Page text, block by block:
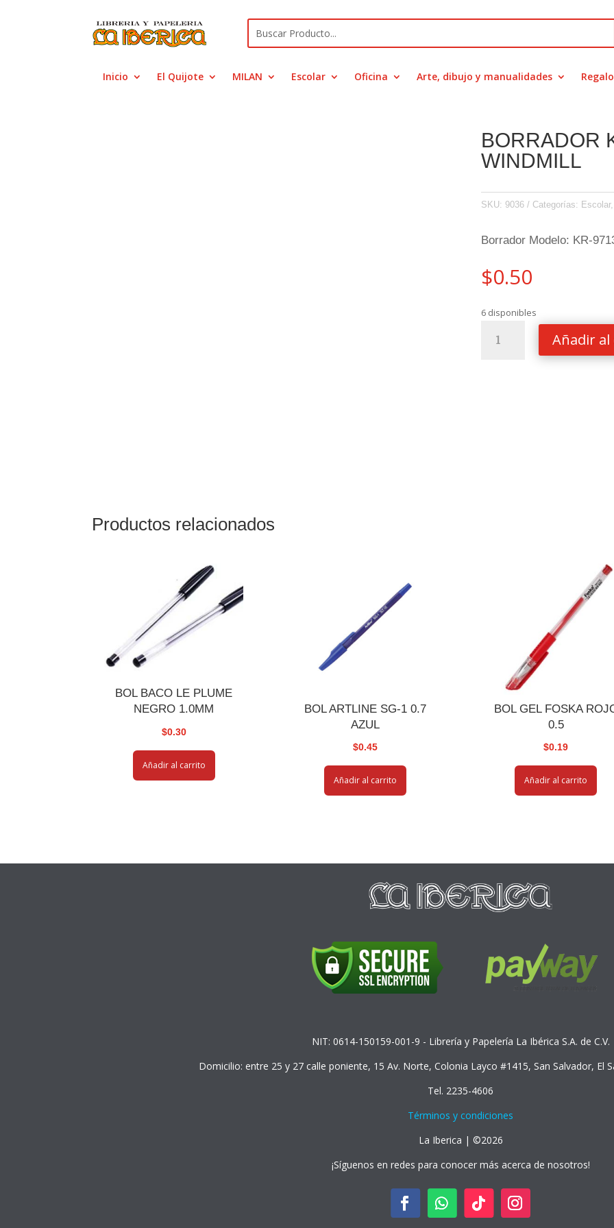
Inicio El Quijote MILAN Escolar Oficina Arte, dibujo y manualidades
BORRADOR
WINDMILL
SKU: 9036 Categorías: Escolar,
Borrador Modelo: KR-
$0.50
6 disponibles
KEYROAD
Añadir
Productos relacionados
BOL BACO LE PLUME
NEGRO 1.0MM
$0.30
Añadir al carrito
BOL ARTLINE SG-1 0.7
AZUL
$0.45
Añadir al carrito
BOL GEL FOSKA
0.5
$0.19
Añadir al carrito
NIT: 0614-150159-001-9 - Librería y Papelería La Ibérica S.A. de C.V.
Domicilio: entre 25 y 27 calle poniente, 15 Av. Norte, Colonia Layco #1415, San Salvador, El
Tel. 2235-4606
Términos y condiciones
La Iberica | ©2026
¡Síguenos en redes para conocer más acerca de nosotros!